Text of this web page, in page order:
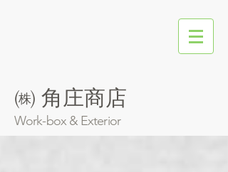
㈱ 角庄商店
​Work-box & Exterior